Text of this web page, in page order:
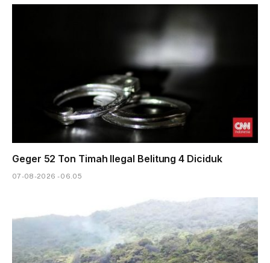
Geger 52 Ton Timah Ilegal Belitung 4 Diciduk
07-08-2026 - 06.05